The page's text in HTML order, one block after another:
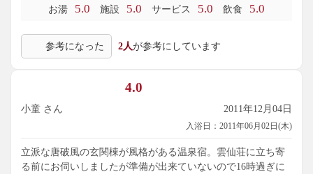
お湯 5.0 施設 5.0 サービス 5.0 飲食 5.0
参考になった 2人が参考にしています
4.0
小童 さん 2011年12月04日
入浴日：2011年06月02日(木)
立派な唐破風の玄関棟が風格がある温泉宿。雲仙荘に立ち寄
る前にお伺いしましたが準備が出来ていないので16時過ぎに